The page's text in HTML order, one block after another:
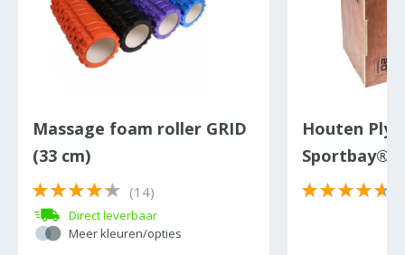
Massage foam roller GRID
(33 cm)
(14)
Direct leverbaar
Meer kleuren/opties
Houten
Sportbay®